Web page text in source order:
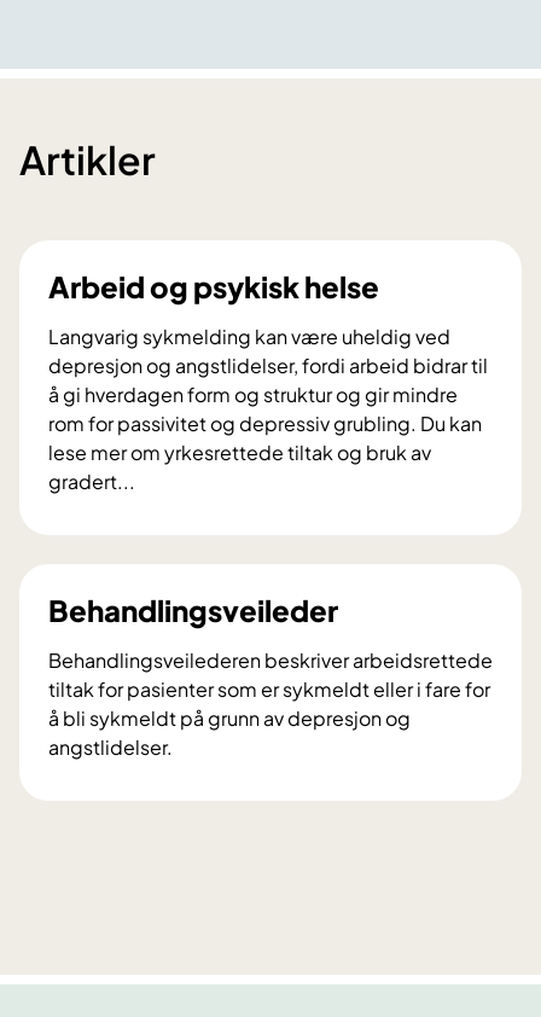
Artikler
Arbeid og psykisk helse
Langvarig sykmelding kan være uheldig ved
depresjon og angstlidelser, fordi arbeid bidrar til
å gi hverdagen form og struktur og gir mindre
rom for passivitet og depressiv grubling. Du kan
lese mer om yrkesrettede tiltak og bruk av
gradert...
r
b
e
i
d
o
g
p
y
e
Behandlingsveileder
Behandlingsveilederen beskriver arbeidsrettede
tiltak for pasienter som er sykmeldt eller i fare for
å bli sykmeldt på grunn av depresjon og
angstlidelser.
e
i